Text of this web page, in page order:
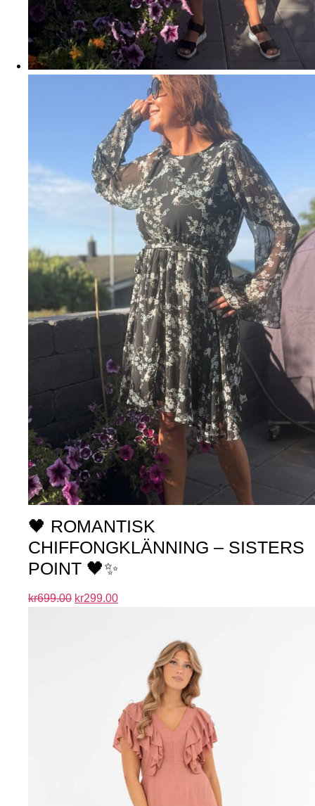
🖤 ROMANTISK
CHIFFONGKLÄNNING – SISTERS
POINT 🖤✨
kr699.00 kr299.00